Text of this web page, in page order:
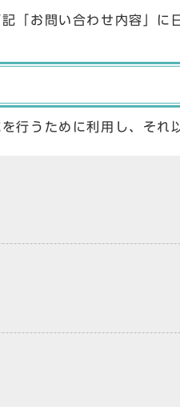
「お問い合わせ内容」に
行うために利用し、それ